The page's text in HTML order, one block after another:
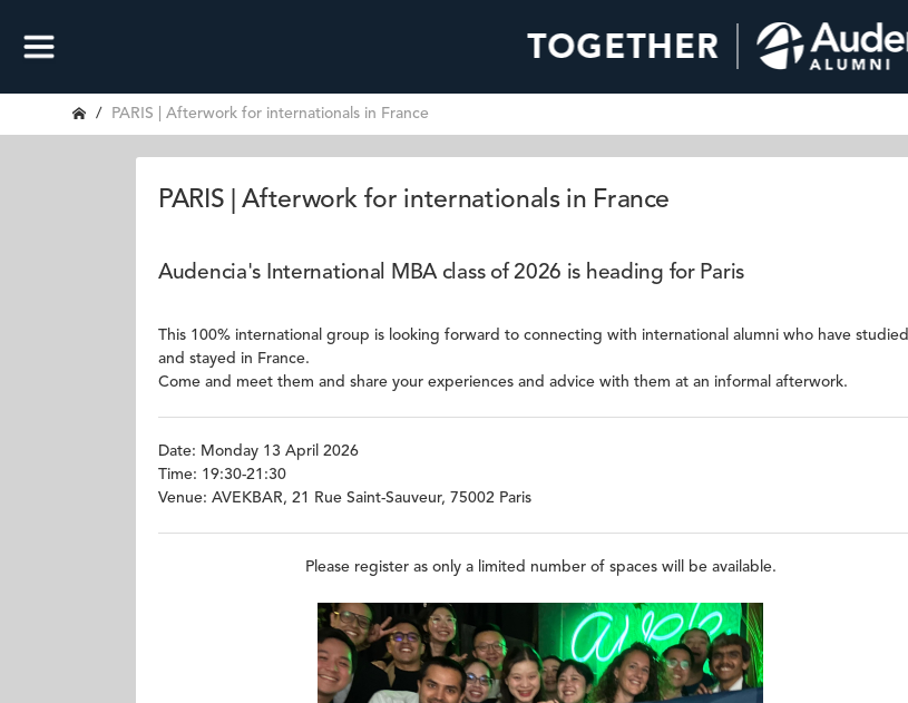
PARIS | Afterwork for internationals in France
PARIS | Afterwork for internationals in France
Audencia's International MBA class of 2026 is heading for Paris
This 100% international group is looking forward to connecting with international alumni who have studied
and stayed in France.
Come and meet them and share your experiences and advice with them at an informal afterwork.
Date: Monday 13 April 2026
Time: 19:30-21:30
Venue: AVEKBAR, 21 Rue Saint-Sauveur, 75002 Paris
Please register as only a limited number of spaces will be available.